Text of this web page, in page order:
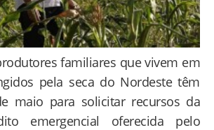
familiares que vivem em
pela seca do Nordeste têm
maio para solicitar recursos da
emergencial oferecida pelo